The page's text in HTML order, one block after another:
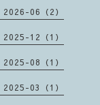
2026-06（2）
2025-12（1）
2025-08（1）
2025-03（1）